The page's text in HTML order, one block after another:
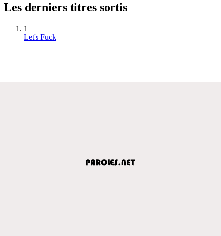
Les derniers titres sortis
1
Let's Fuck